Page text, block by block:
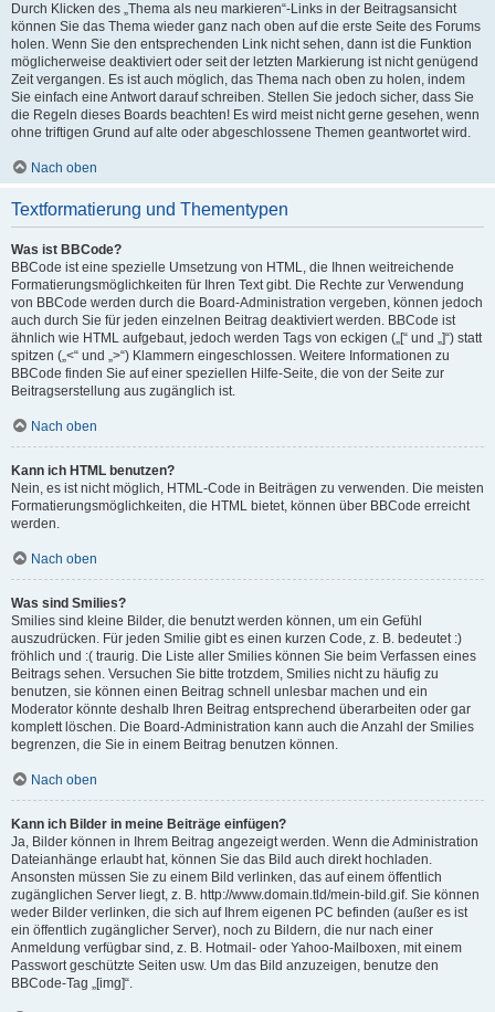
Durch Klicken des „Thema als neu markieren“-Links in der Beitragsansicht
können Sie das Thema wieder ganz nach oben auf die erste Seite des Forums
holen. Wenn Sie den entsprechenden Link nicht sehen, dann ist die Funktion
möglicherweise deaktiviert oder seit der letzten Markierung ist nicht genügend
Zeit vergangen. Es ist auch möglich, das Thema nach oben zu holen, indem
Sie einfach eine Antwort darauf schreiben. Stellen Sie jedoch sicher, dass Sie
die Regeln dieses Boards beachten! Es wird meist nicht gerne gesehen, wenn
ohne triftigen Grund auf alte oder abgeschlossene Themen geantwortet wird.
Nach oben
Textformatierung und Thementypen
Was ist BBCode?
BBCode ist eine spezielle Umsetzung von HTML, die Ihnen weitreichende
Formatierungsmöglichkeiten für Ihren Text gibt. Die Rechte zur Verwendung
von BBCode werden durch die Board-Administration vergeben, können jedoch
auch durch Sie für jeden einzelnen Beitrag deaktiviert werden. BBCode ist
ähnlich wie HTML aufgebaut, jedoch werden Tags von eckigen („[“ und „]“) statt
spitzen („<“ und „>“) Klammern eingeschlossen. Weitere Informationen zu
BBCode finden Sie auf einer speziellen Hilfe-Seite, die von der Seite zur
Beitragserstellung aus zugänglich ist.
Nach oben
Kann ich HTML benutzen?
Nein, es ist nicht möglich, HTML-Code in Beiträgen zu verwenden. Die meisten
Formatierungsmöglichkeiten, die HTML bietet, können über BBCode erreicht
werden.
Nach oben
Was sind Smilies?
Smilies sind kleine Bilder, die benutzt werden können, um ein Gefühl
auszudrücken. Für jeden Smilie gibt es einen kurzen Code, z. B. bedeutet :)
fröhlich und :( traurig. Die Liste aller Smilies können Sie beim Verfassen eines
Beitrags sehen. Versuchen Sie bitte trotzdem, Smilies nicht zu häufig zu
benutzen, sie können einen Beitrag schnell unlesbar machen und ein
Moderator könnte deshalb Ihren Beitrag entsprechend überarbeiten oder gar
komplett löschen. Die Board-Administration kann auch die Anzahl der Smilies
begrenzen, die Sie in einem Beitrag benutzen können.
Nach oben
Kann ich Bilder in meine Beiträge einfügen?
Ja, Bilder können in Ihrem Beitrag angezeigt werden. Wenn die Administration
Dateianhänge erlaubt hat, können Sie das Bild auch direkt hochladen.
Ansonsten müssen Sie zu einem Bild verlinken, das auf einem öffentlich
zugänglichen Server liegt, z. B. http://www.domain.tld/mein-bild.gif. Sie können
weder Bilder verlinken, die sich auf Ihrem eigenen PC befinden (außer es ist
ein öffentlich zugänglicher Server), noch zu Bildern, die nur nach einer
Anmeldung verfügbar sind, z. B. Hotmail- oder Yahoo-Mailboxen, mit einem
Passwort geschützte Seiten usw. Um das Bild anzuzeigen, benutze den
BBCode-Tag „[img]“.